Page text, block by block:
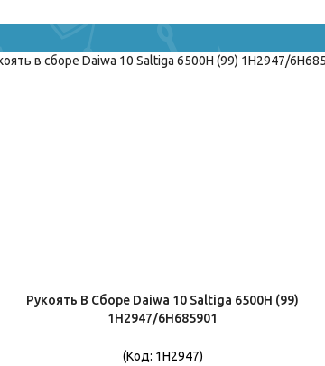
Рукоять В Сборе Daiwa 10 Saltiga 6500H (99)
1H2947/6H685901
(Код: 1H2947)